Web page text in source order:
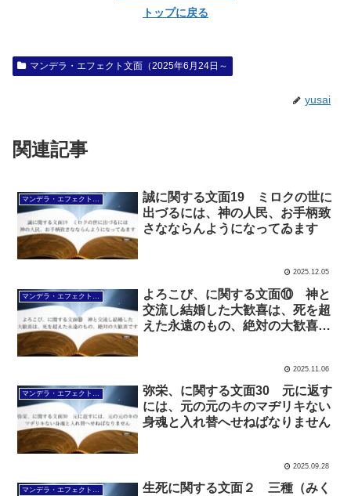
トップに戻る
マンデラ・エフェクト文面（2025年6月24日～
yusai
関連記事
マンデラ・エフェクト文面（2025年6月24日～
誠に関する文面19 ミロクの世に
出づるには、神の人民、お手柄致
さなならんようになってゐます
2025.12.05
よろこび、に関する文面⑩ 神と
交流し結婚した大歓喜は、死を超
えた永遠のもの、絶対の大歓喜で
2025.11.06
弥栄、に関する文面30 元に返す
には、元の元のキのマヂリキない
身魂と入れ替へせねばなりません
2025.09.28
マンデラ・エフェクト文面（2025年6月24日～
生死に関する文面２ 三種（みく